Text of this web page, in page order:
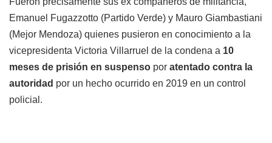
Emanuel Fugazzotto (Partido Verde) y Mauro Giambastiani
(Mejor Mendoza) quienes pusieron en conocimiento a la
vicepresidenta Victoria Villarruel de la condena a 10
meses de prisión en suspenso por atentado contra la
autoridad por un hecho ocurrido en 2019 en un control
policial.